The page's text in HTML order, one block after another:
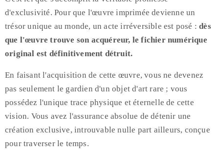
d'exclusivité. Pour que l'œuvre imprimée devienne un
trésor unique au monde, un acte irréversible est posé :dès
que l'œuvre trouve son acquéreur, le fichier numérique
original est définitivement détruit.
En faisant l'acquisition de cette œuvre, vous ne devenez
pas seulement le gardien d'un objet d'art rare ; vous
possédez l'unique trace physique et éternelle de cette
vision. Vous avez l'assurance absolue de détenir une
création exclusive, introuvable nulle part ailleurs, conçue
pour traverser le temps.